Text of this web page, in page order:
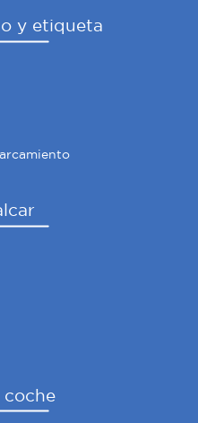
y etiqueta
coche